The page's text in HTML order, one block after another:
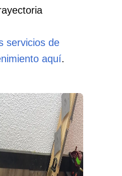
servicios de
aquí.